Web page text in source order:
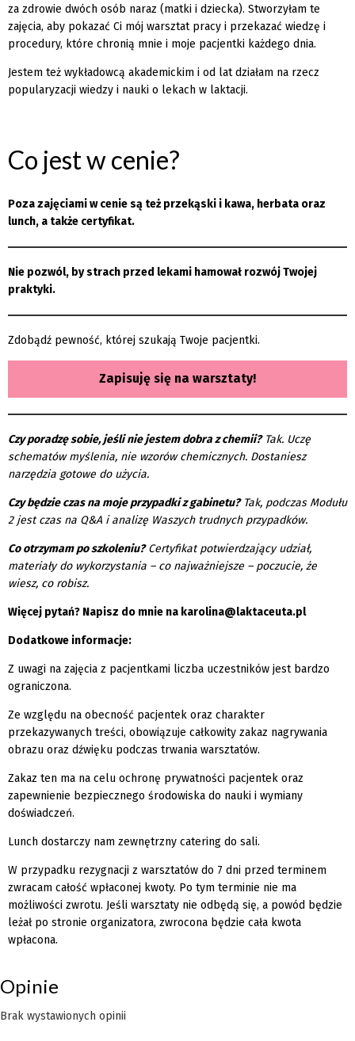
za zdrowie dwóch osób naraz (matki i dziecka). Stworzyłam te
zajęcia, aby pokazać Ci mój warsztat pracy i przekazać wiedzę i
procedury, które chronią mnie i moje pacjentki każdego dnia.
Jestem też wykładowcą akademickim i od lat działam na rzecz
popularyzacji wiedzy i nauki o lekach w laktacji.
Co jest w cenie?
Poza zajęciami w cenie są też przekąski i kawa, herbata oraz
lunch, a także certyfikat.
Nie pozwól, by strach przed lekami hamował rozwój Twojej
praktyki.
Zdobądź pewność, której szukają Twoje pacjentki.
Zapisuję się na warsztaty!
Czy poradzę sobie, jeśli nie jestem dobra z chemii?Tak. Uczę
schematów myślenia, nie wzorów chemicznych. Dostaniesz
narzędzia gotowe do użycia.
Czy będzie czas na moje przypadki z gabinetu?Tak, podczas Modułu
2 jest czas na Q&A i analizę Waszych trudnych przypadków.
Co otrzymam po szkoleniu?Certyfikat potwierdzający udział,
materiały do wykorzystania – co najważniejsze – poczucie, że
wiesz, co robisz.
Więcej pytań? Napisz do mnie na karolina@laktaceuta.pl
Dodatkowe informacje:
Z uwagi na zajęcia z pacjentkami liczba uczestników jest bardzo
ograniczona.
Ze względu na obecność pacjentek oraz charakter
przekazywanych treści, obowiązuje całkowity zakaz nagrywania
obrazu oraz dźwięku podczas trwania warsztatów.
Zakaz ten ma na celu ochronę prywatności pacjentek oraz
zapewnienie bezpiecznego środowiska do nauki i wymiany
doświadczeń.
Lunch dostarczy nam zewnętrzny catering do sali.
W przypadku rezygnacji z warsztatów do 7 dni przed terminem
zwracam całość wpłaconej kwoty. Po tym terminie nie ma
możliwości zwrotu. Jeśli warsztaty nie odbędą się, a powód będzie
leżał po stronie organizatora, zwrocona będzie cała kwota
wpłacona.
Opinie
Brak wystawionych opinii